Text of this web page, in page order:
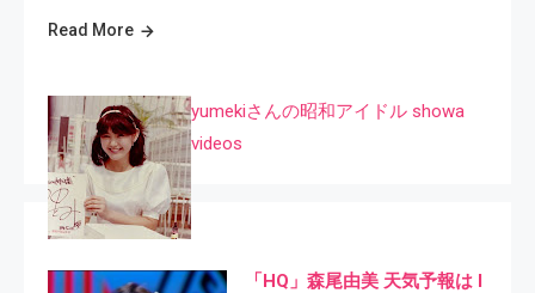
Read More
yumekiさんの昭和アイドル showa
videos
「HQ」森尾由美 天気予報は I